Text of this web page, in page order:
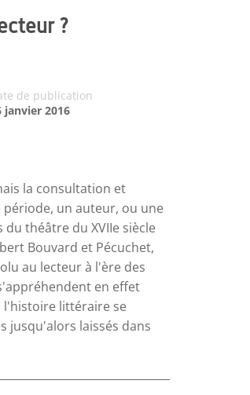
?
de publication
janvier 2016
la consultation et
un auteur, ou une
théâtre du XVIIe siècle
Bouvard et Pécuchet,
au lecteur à l'ère des
en effet
littéraire se
jusqu'alors laissés dans